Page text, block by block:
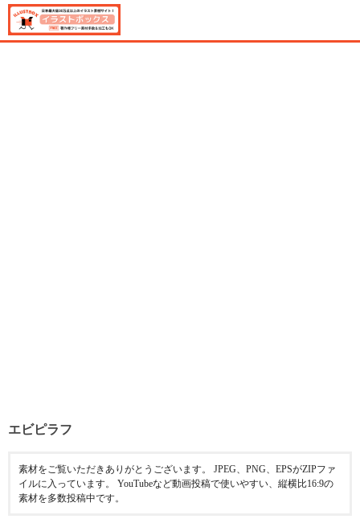
エビピラフ
素材をご覧いただきありがとうございます。 JPEG、PNG、EPSがZIPファ
イルに入っています。 YouTubeなど動画投稿で使いやすい、縦横比16:9の
素材を多数投稿中です。